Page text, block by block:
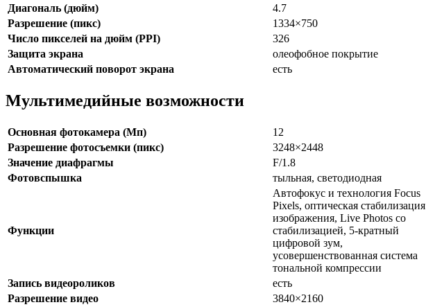
Диагональ (дюйм)
4.7
Разрешение (пикс)
1334×750
Число пикселей на дюйм (PPI)
326
Защита экрана
олеофобное покрытие
Автоматический поворот экрана
есть
Мультимедийные возможности
Основная фотокамера (Мп)
12
Разрешение фотосъемки (пикс)
3248×2448
Значение диафрагмы
F/1.8
Фотовспышка
тыльная, светодиодная
Функции
Автофокус и технология Focus
Pixels, оптическая стабилизация
изображения, Live Photos со
стабилизацией, 5-кратный
цифровой зум,
усовершенствованная система
тональной компрессии
Запись видеороликов
есть
Разрешение видео
3840×2160